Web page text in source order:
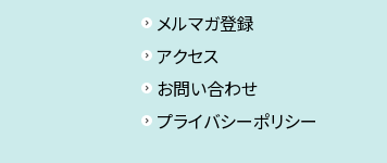
メルマガ登録
アクセス
お問い合わせ
プライバシーポリシー